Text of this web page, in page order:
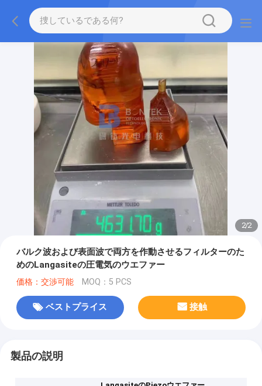
2/2
バルク波および表面波で両方を作動させるフィルターのた
めのLangasiteの圧電気のウエファー
価格：交渉可能 MOQ：5 PCS
ベストプライス 接触
製品の説明